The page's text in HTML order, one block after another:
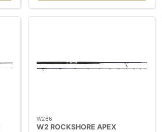
W266
W2 ROCKSHORE APEX